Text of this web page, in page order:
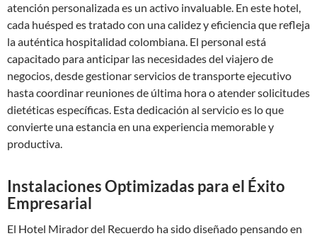
atención personalizada es un activo invaluable. En este hotel,
cada huésped es tratado con una calidez y eficiencia que refleja
la auténtica hospitalidad colombiana. El personal está
capacitado para anticipar las necesidades del viajero de
negocios, desde gestionar servicios de transporte ejecutivo
hasta coordinar reuniones de última hora o atender solicitudes
dietéticas específicas. Esta dedicación al servicio es lo que
convierte una estancia en una experiencia memorable y
productiva.
Instalaciones Optimizadas para el Éxito
Empresarial
El Hotel Mirador del Recuerdo ha sido diseñado pensando en